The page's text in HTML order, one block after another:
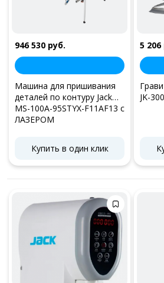
946 530 руб.
Машина для пришивания
деталей по контуру Jack
MS-100A-95STYX-F11AF13 с
ЛАЗЕРОМ
Купить в один клик
5 206
JK-